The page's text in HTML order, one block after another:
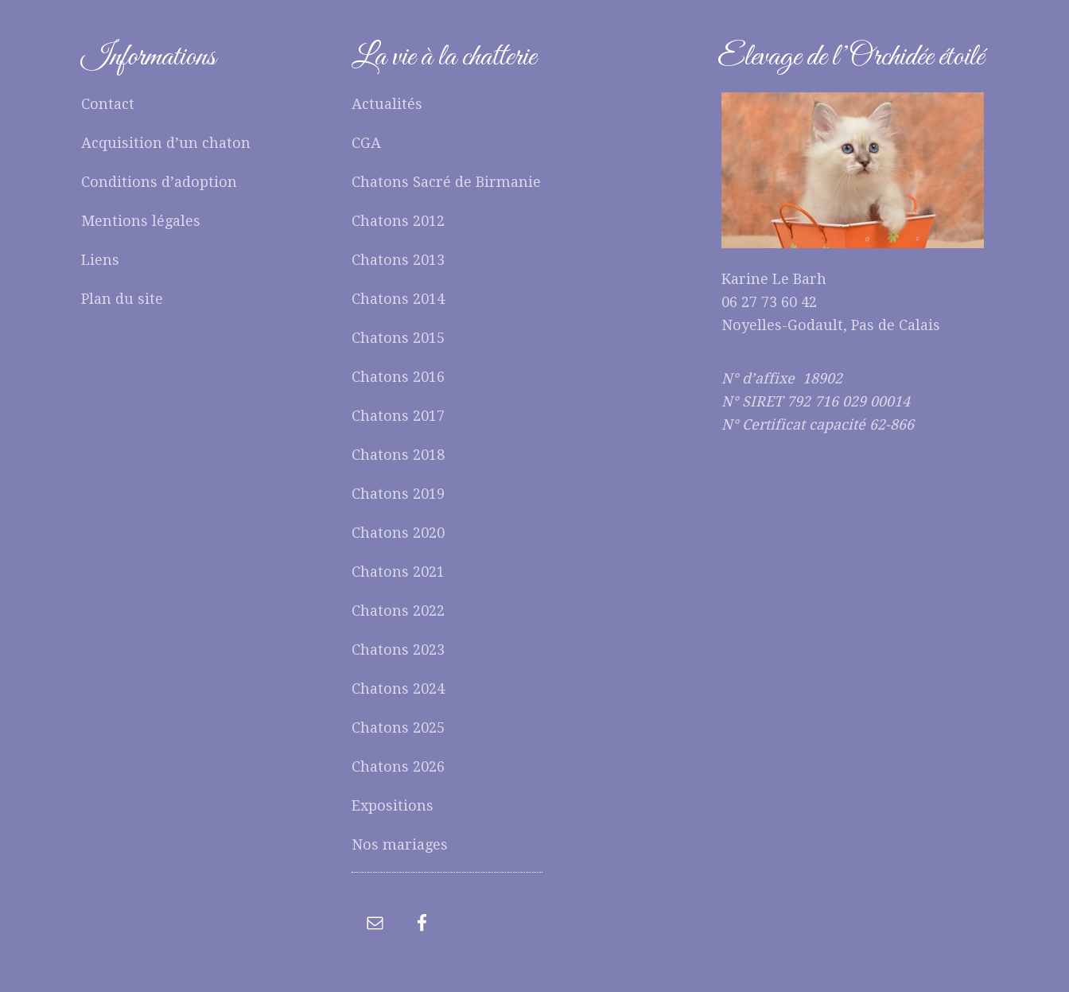
Informations
Contact
Acquisition d’un chaton
Conditions d’adoption
Mentions légales
Liens
Plan du site
La vie à la chatterie
Actualités
CGA
Chatons Sacré de Birmanie
Chatons 2012
Chatons 2013
Chatons 2014
Chatons 2015
Chatons 2016
Chatons 2017
Chatons 2018
Chatons 2019
Chatons 2020
Chatons 2021
Chatons 2022
Chatons 2023
Chatons 2024
Chatons 2025
Chatons 2026
Expositions
Nos mariages
Elevage de l’Orchidée étoilé
Karine Le Barh
06 27 73 60 42
Noyelles-Godault, Pas de Calais
N° d’affixe 18902
N° SIRET 792 716 029 00014
N° Certificat capacité 62-866